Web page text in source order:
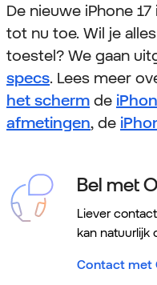
De nieuwe iPhone
tot nu toe. Wil je
toestel? We gaan
specs. Lees meer
het scherm de
afmetingen, de
Bel met
Liever
kan natuurlijk
Contact met